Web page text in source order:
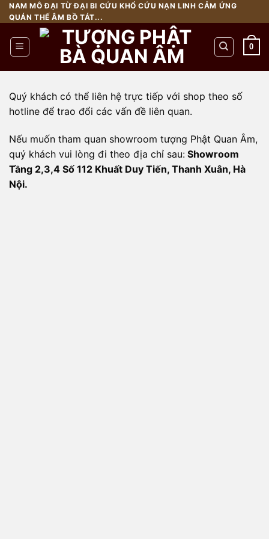
Chuyển
đến
nội
dung
NAM MÔ ĐẠI TỪ ĐẠI BI CỨU KHỔ CỨU NẠN LINH CẢM ỨNG
QUÁN THẾ ÂM BỒ TÁT...
0
Quý khách có thể liên hệ trực tiếp với shop theo số
hotline để trao đổi các vấn đề liên quan.
Nếu muốn tham quan showroom tượng Phật Quan Âm,
quý khách vui lòng đi theo địa chỉ sau: Showroom
Tầng 2,3,4 Số 112 Khuất Duy Tiến, Thanh Xuân, Hà
Nội.